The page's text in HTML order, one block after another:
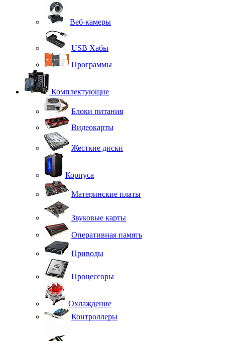
Веб-камеры
USB Хабы
Программы
Комплектующие
Блоки питания
Видеокарты
Жесткие диски
Корпуса
Материнские платы
Звуковые карты
Оперативная память
Приводы
Процессоры
Охлаждение
Контроллеры